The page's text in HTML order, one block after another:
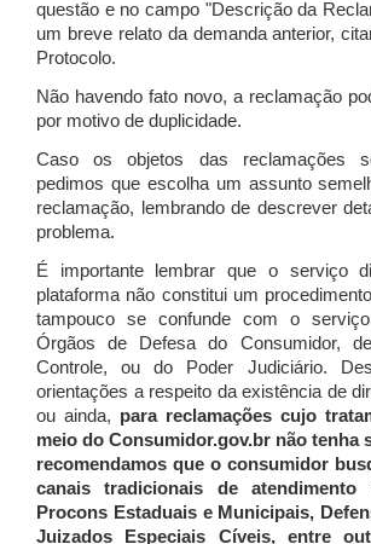
questão e no campo "Descrição da
um breve relato da demanda anterior,
Protocolo.
Não havendo fato novo, a reclamação
por motivo de duplicidade.
Caso os objetos das reclamações
pedimos que escolha um assunto
reclamação, lembrando de descrever
problema.
É importante lembrar que o serviço
plataforma não constitui um
tampouco se confunde com o
Órgãos de Defesa do Consumidor,
Controle, ou do Poder Judiciário.
orientações a respeito da existência de
ou ainda, para reclamações cujo
meio do Consumidor.gov.br não tenha
recomendamos que o consumidor
canais tradicionais de atendimento
Procons Estaduais e Municipais,
Juizados Especiais Cíveis, entre